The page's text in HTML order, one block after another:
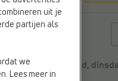
Voor 22u besteld,
uit je
partijen als
we
Lees meer in